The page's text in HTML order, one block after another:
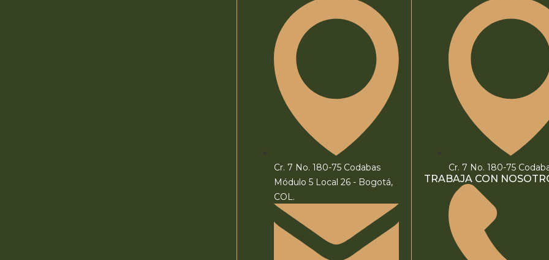
Cr. 7 No. 180-75 Codabas
Módulo 5 Local 26 - Bogotá,
COL.
Cr. 7 No. 180-75
TRABAJA CON